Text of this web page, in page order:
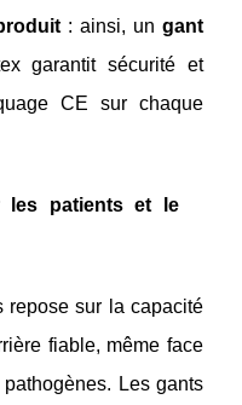
: ainsi, un gant
garantit sécurité et
CE sur chaque
les patients et le
repose sur la capacité
fiable, même face
Les gants